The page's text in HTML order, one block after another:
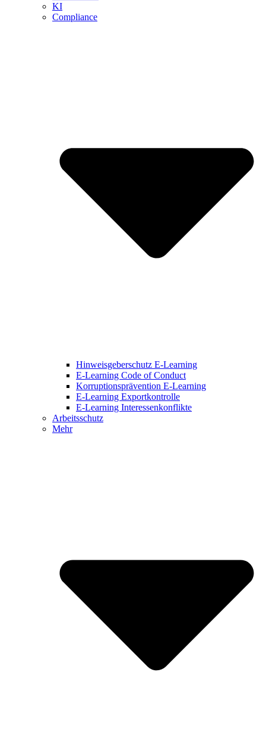
KI
Compliance
Hinweisgeberschutz E-Learning
E-Learning Code of Conduct
Korruptionsprävention E-Learning
E-Learning Exportkontrolle
E-Learning Interessenkonflikte
Arbeitsschutz
Mehr